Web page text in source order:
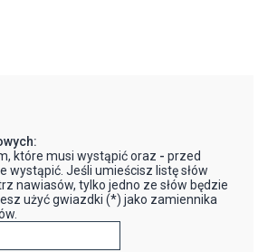
które musi wystąpić oraz - przed
wystąpić. Jeśli umieścisz listę słów
nawiasów, tylko jedno ze słów będzie
użyć gwiazdki (*) jako zamiennika